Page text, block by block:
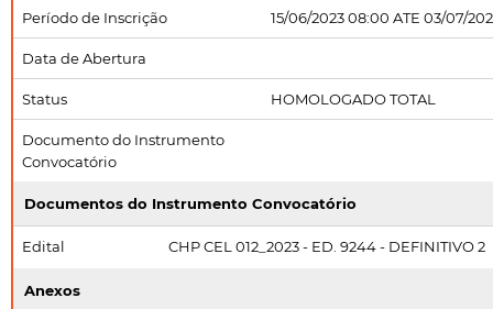
Período de Inscrição 15/06/2023 08:00 ATE 03/07/
Data de Abertura
Status HOMOLOGADO TOTAL
Documento do Instrumento
Convocatório
Documentos do Instrumento Convocatório
Edital CHP CEL 012_2023 - ED. 9244 - DEFINITIVO 2
Anexos